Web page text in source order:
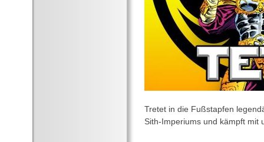
Tretet in die Fußstapfen
Sith-Imperiums und kämpft mit